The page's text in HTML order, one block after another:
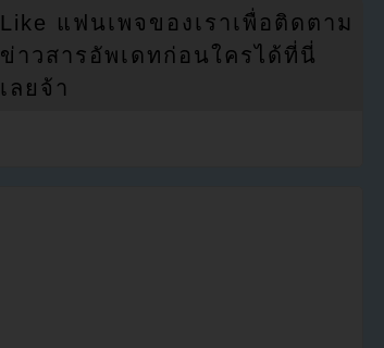
Like แฟนเพจของเราเพื่อติดตาม
ข่าวสารอัพเดทก่อนใครได้ที่นี่
เลยจ้า